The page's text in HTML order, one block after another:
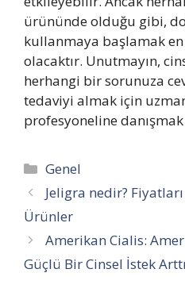
ürününde olduğu gibi,
kullanmaya başlamak
olacaktır. Unutmayın,
herhangi bir sorunuza
tedaviyi almak için
profesyoneline
Kategoriler
Genel
Jeligra nedir?
Ürünler
Amerikan Cialis:
Güçlü Bir Cinsel İstek